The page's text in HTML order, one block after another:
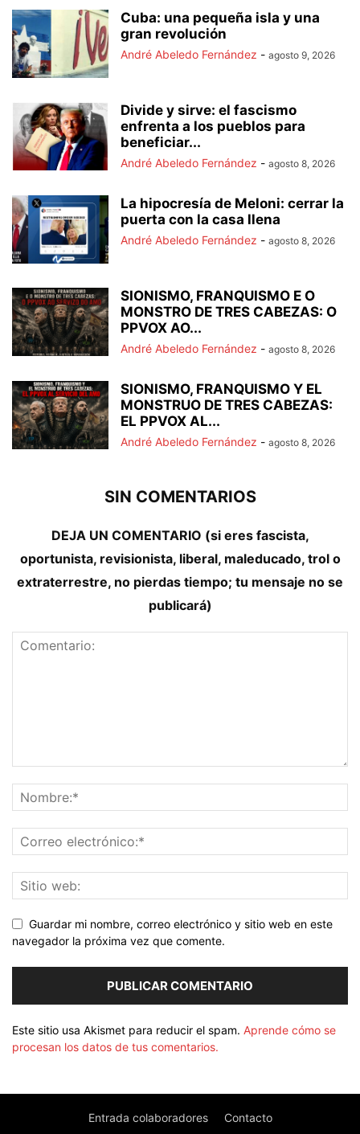
Cuba: una pequeña isla y una
gran revolución
André Abeledo Fernández - agosto 9, 2026
Divide y sirve: el fascismo
enfrenta a los pueblos para
beneficiar...
André Abeledo Fernández - agosto 8, 2026
La hipocresía de Meloni: cerrar la
puerta con la casa llena
André Abeledo Fernández - agosto 8, 2026
SIONISMO, FRANQUISMO E O
MONSTRO DE TRES CABEZAS: O
PPVOX AO...
André Abeledo Fernández - agosto 8, 2026
SIONISMO, FRANQUISMO Y EL
MONSTRUO DE TRES CABEZAS:
EL PPVOX AL...
André Abeledo Fernández - agosto 8, 2026
SIN COMENTARIOS
DEJA UN COMENTARIO (si eres fascista,
oportunista, revisionista, liberal, maleducado, trol o
extraterrestre, no pierdas tiempo; tu mensaje no se
publicará)
Guardar mi nombre, correo electrónico y sitio web en este
navegador la próxima vez que comente.
Este sitio usa Akismet para reducir el spam. Aprende cómo se
procesan los datos de tus comentarios.
Entrada colaboradores Contacto